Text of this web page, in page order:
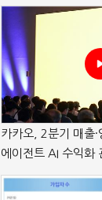
카카오, 2분기 매출
에이전트 AI 수익화